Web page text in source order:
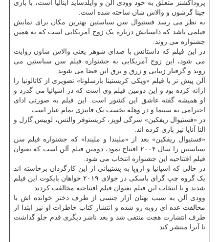
پروداکشنز متعلق به خود وودی آلن و وایلدساید ایتالیا است، با بازی
جینا گرشون و والاس شان ساخته شده است.
به نظر می رسد فستیوال سن سباستین بهترین مکان برای نمایش
فیلمی باشد که داستانش درباره یک زوج آمریکایی است که به همین
جشنواره می روند.
در این فیلم که داستانش با صدای شوهر یعنی والاس شاون روایت
می شود، این زوج آمریکایی به جشنواره فیلم سن سباستین می
روند و گرفتار زیبایی و زرق و برق این فضا می شوند.
آلن پیش تر با فیلم «ویکی کریستینا بارسلونا» تصویری از کاتالونیا را
ارائه کرده بود و این دومین فیلم وی است که در اسپانیا می گذرد و
او همیشه گفته عاشق این کشور است. این فیلم به صورتی ادای
احترامی به سینما و در وهله نخست یک فانتزی تمام عیار است.
در «فستیوال ریفکین» سرگی لوپز، کریستوفر والتس، لوییس گارل و
النا آنایا نیز بازی کرده اند.
«فستیوال ریفکین» بعد از «ملیندا و ملیندا» که جشنواره فیلم سن
سباستین را سال ۲۰۰۴ افتتاح نمود، دومین فیلم آلن است که بعنوان
فیلم افتتاحیه این جشنواره انتخاب می شود.
در حالی که اسپانیا و اروپا به پشتیبانی از این کارگردان برخاسته اند
یک گروه چپ گرای باسکی در جولای ۲۰۱۹ خواهان بایکوت این فیلم
شدند و با انتخاب این فیلم بعنوان فیلم افتتاحیه مخالفت کردند.
وودی آلن به سبب بهتان آزار جنسی از طرف دختر خوانده اش با
مخالفت عده ای روبه رو شده و انتشار کتاب خاطرات او نیز ابتدا از
طرف انتشارت هچت منتفی شد و بعد ناشر دیگری قدم جلو گذاشت
تا آنرا منتشر کند.